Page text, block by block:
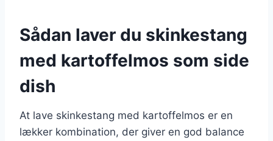
Sådan laver du skinkestang
med kartoffelmos som side
dish
At lave skinkestang med kartoffelmos er en
lækker kombination, der giver en god balance